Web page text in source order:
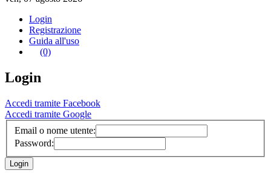
Login
Registrazione
Guida all'uso
(0)
Login
Accedi tramite Facebook
Accedi tramite Google
Email o nome utente:
Password: